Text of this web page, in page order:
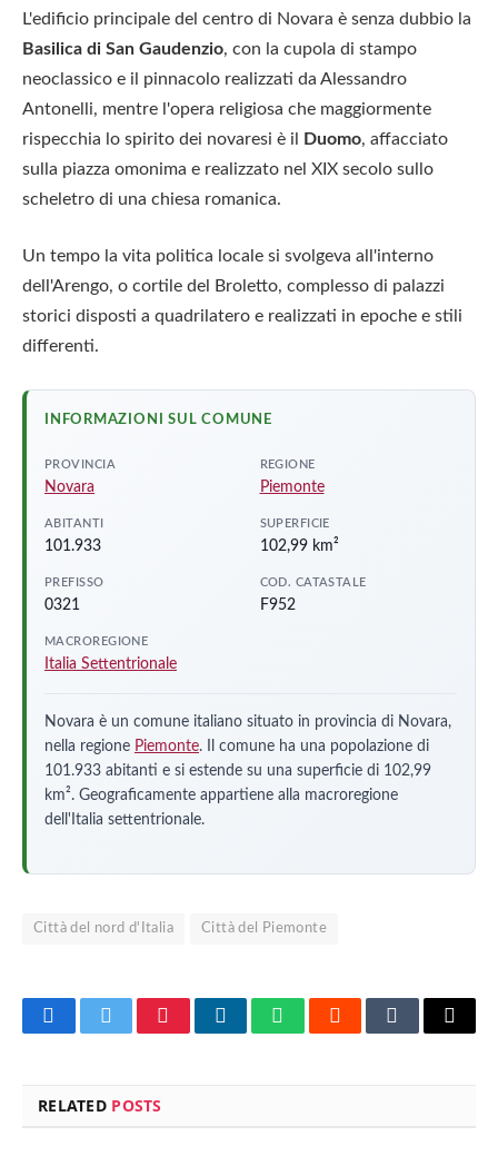
L'edificio principale del centro di Novara è senza dubbio la
Basilica di San Gaudenzio, con la cupola di stampo
neoclassico e il pinnacolo realizzati da Alessandro
Antonelli, mentre l'opera religiosa che maggiormente
rispecchia lo spirito dei novaresi è il Duomo, affacciato
sulla piazza omonima e realizzato nel XIX secolo sullo
scheletro di una chiesa romanica.
Un tempo la vita politica locale si svolgeva all'interno
dell'Arengo, o cortile del Broletto, complesso di palazzi
storici disposti a quadrilatero e realizzati in epoche e stili
differenti.
INFORMAZIONI SUL COMUNE
PROVINCIA
Novara
REGIONE
Piemonte
ABITANTI
101.933
SUPERFICIE
102,99 km²
PREFISSO
0321
COD. CATASTALE
F952
MACROREGIONE
Italia Settentrionale
Novara è un comune italiano situato in provincia di Novara,
nella regione Piemonte. Il comune ha una popolazione di
101.933 abitanti e si estende su una superficie di 102,99
km². Geograficamente appartiene alla macroregione
dell'Italia settentrionale.
Città del nord d'Italia Città del Piemonte
FacebookTwitterPinterestLinkedInWhatsAppRedditTumblrEmail
RELATED POSTS